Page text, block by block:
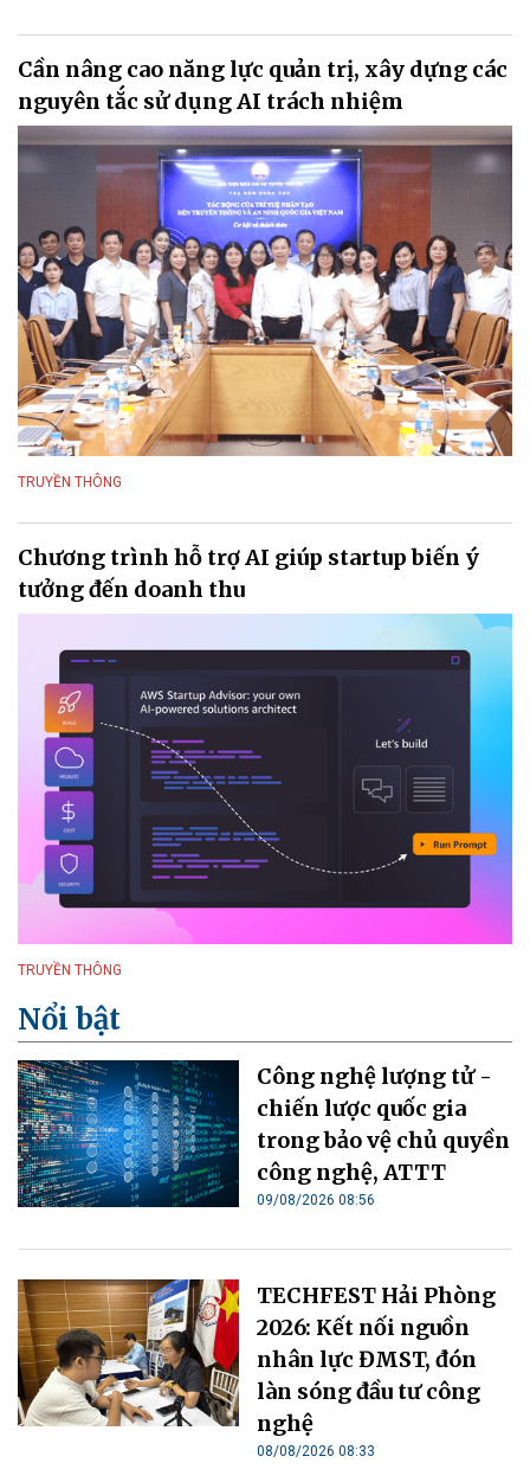
Cần nâng cao năng lực quản trị, xây dựng các
nguyên tắc sử dụng AI trách nhiệm
TRUYỀN THÔNG
Chương trình hỗ trợ AI giúp startup biến ý
tưởng đến doanh thu
TRUYỀN THÔNG
Nổi bật
Công nghệ lượng tử -
chiến lược quốc gia
trong bảo vệ chủ quyền
công nghệ, ATTT
09/08/2026 08:56
TECHFEST Hải Phòng
2026: Kết nối nguồn
nhân lực ĐMST, đón
làn sóng đầu tư công
nghệ
08/08/2026 08:33